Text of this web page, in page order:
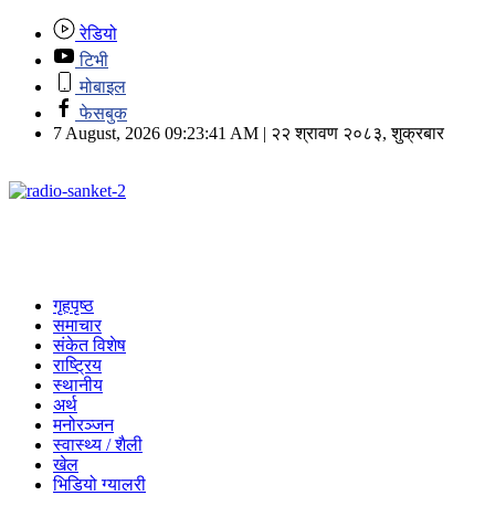
रेडियो
टिभी
मोबाइल
फेसबुक
7 August, 2026 09:23:41 AM | २२ श्रावण २०८३, शुक्रबार
गृहपृष्ठ
समाचार
संकेत विशेष
राष्ट्रिय
स्थानीय
अर्थ
मनोरञ्जन
स्वास्थ्य / शैली
खेल
भिडियो ग्यालरी